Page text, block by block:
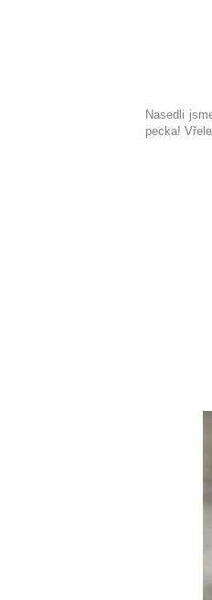
Nasedli
pecka!